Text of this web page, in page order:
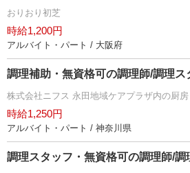
おりおり初芝
時給1,200円
アルバイト・パート / 大阪府
調理補助・無資格可の調理師/調理ス
株式会社ニフス 永田地域ケアプラザ内の厨房
時給1,250円
アルバイト・パート / 神奈川県
調理スタッフ・無資格可の調理師/調